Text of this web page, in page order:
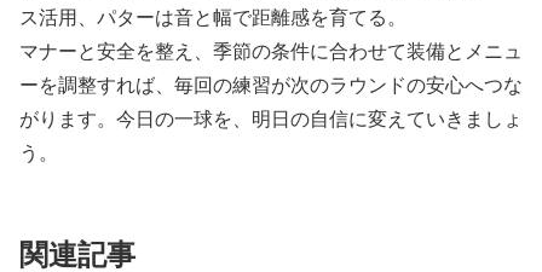
ス活用、パターは音と幅で距離感を育てる。
マナーと安全を整え、季節の条件に合わせて装備とメニュ
ーを調整すれば、毎回の練習が次のラウンドの安心へつな
がります。今日の一球を、明日の自信に変えていきましょ
う。
関連記事